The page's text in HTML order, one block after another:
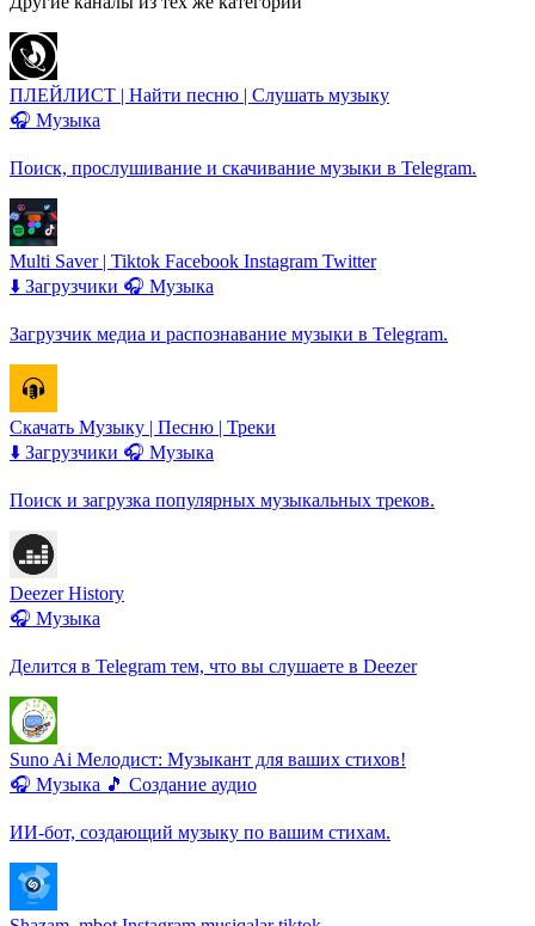
ПЛЕЙЛИСТ | Найти песню | Слушать музыку
🎧 Музыка
Поиск, прослушивание и скачивание музыки в Telegram.
Multi Saver | Tiktok Facebook Instagram Twitter
⬇️ Загрузчики 🎧 Музыка
Загрузчик медиа и распознавание музыки в Telegram.
Скачать Музыку | Песню | Треки
⬇️ Загрузчики 🎧 Музыка
Поиск и загрузка популярных музыкальных треков.
Deezer History
🎧 Музыка
Делится в Telegram тем, что вы слушаете в Deezer
Suno Ai Мелодист: Музыкант для ваших стихов!
🎧 Музыка 🎵 Создание аудио
ИИ-бот, создающий музыку по вашим стихам.